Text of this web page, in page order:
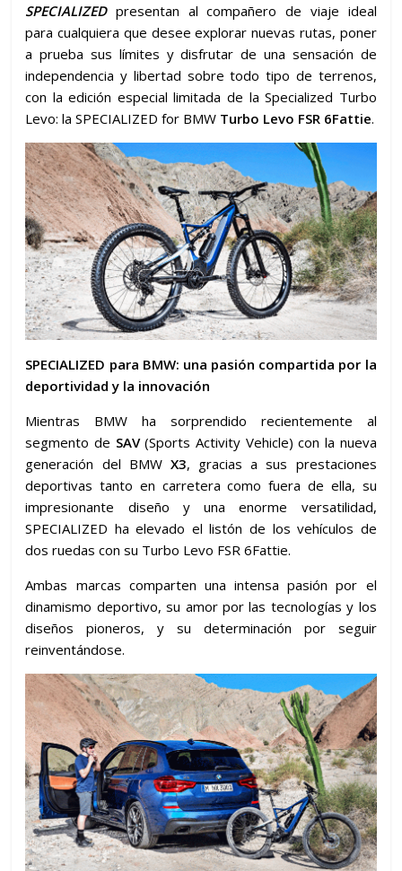
SPECIALIZEDpresentan al compañero de viaje ideal
para cualquiera que desee explorar nuevas rutas, poner
a prueba sus límites y disfrutar de una sensación de
independencia y libertad sobre todo tipo de terrenos,
con la edición especial limitada de la Specialized Turbo
Levo: la SPECIALIZED for BMW Turbo Levo FSR 6Fattie.
SPECIALIZED para BMW: una pasión compartida por la
deportividad y la innovación
Mientras BMW ha sorprendido recientemente al
segmento de SAV(Sports Activity Vehicle) con la nueva
generación del BMW X3, gracias a sus prestaciones
deportivas tanto en carretera como fuera de ella, su
impresionante diseño y una enorme versatilidad,
SPECIALIZED ha elevado el listón de los vehículos de
dos ruedas con su Turbo Levo FSR 6Fattie.
Ambas marcas comparten una intensa pasión por el
dinamismo deportivo, su amor por las tecnologías y los
diseños pioneros, y su determinación por seguir
reinventándose.